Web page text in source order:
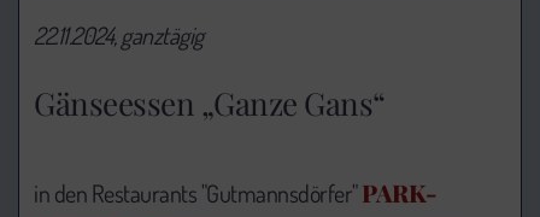
Gänseessen „Ganze Gans“
22.11.2024, ganztägig
in den Restaurants "Gutmannsdörfer"PARK-